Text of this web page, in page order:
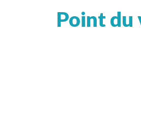
Point du